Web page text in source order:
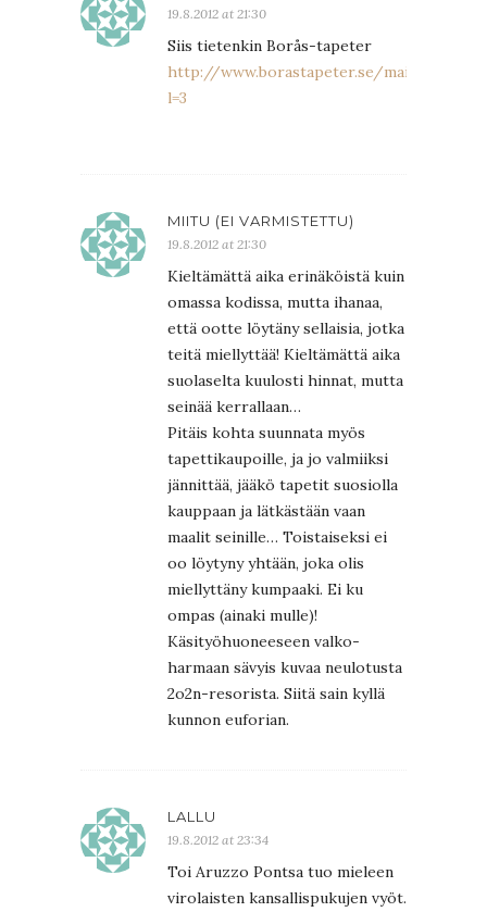
19.8.2012 at 21:30
Siis tietenkin Borås-tapeter
http://www.borastapeter.se/main.aspx?
l=3
MIITU (EI VARMISTETTU)
19.8.2012 at 21:30
Kieltämättä aika erinäköistä kuin
omassa kodissa, mutta ihanaa,
että ootte löytäny sellaisia, jotka
teitä miellyttää! Kieltämättä aika
suolaselta kuulosti hinnat, mutta
seinää kerrallaan…
Pitäis kohta suunnata myös
tapettikaupoille, ja jo valmiiksi
jännittää, jääkö tapetit suosiolla
kauppaan ja lätkästään vaan
maalit seinille… Toistaiseksi ei
oo löytyny yhtään, joka olis
miellyttäny kumpaaki. Ei ku
ompas (ainaki mulle)!
Käsityöhuoneeseen valko-
harmaan sävyis kuvaa neulotusta
2o2n-resorista. Siitä sain kyllä
kunnon euforian.
LALLU
19.8.2012 at 23:34
Toi Aruzzo Pontsa tuo mieleen
virolaisten kansallispukujen vyöt.